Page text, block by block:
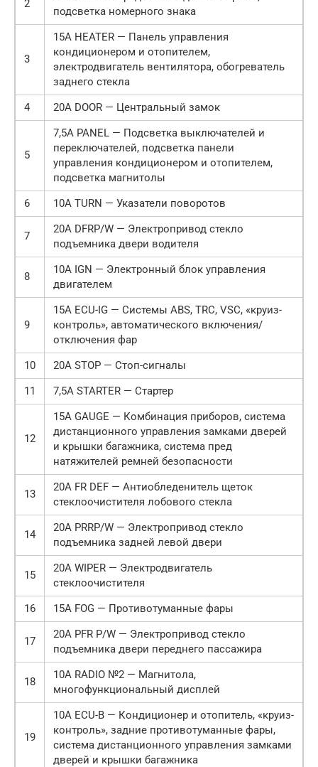
2
подсветка номерного знака
3
15A HEATER — Панель управления
кондиционером и отопителем,
электродвигатель вентилятора, обогреватель
заднего стекла
4
20A DOOR — Центральный замок
5
7,5A PANEL — Подсветка выключателей и
переключателей, подсветка панели
управления кондиционером и отопителем,
подсветка магнитолы
6
10A TURN — Указатели поворотов
7
20A DFRP/W — Электропривод стекло
подъемника двери водителя
8
10A IGN — Электронный блок управления
двигателем
9
15A ECU-IG — Системы ABS, TRC, VSC, «круиз-
контроль», автоматического включения/
отключения фар
10
20A STOP — Стоп-сигналы
11
7,5A STARTER — Стартер
12
15A GAUGE — Комбинация приборов, система
дистанци­онного управления замками дверей
и крышки багажника, система пред
натяжителей ремней безопасности
13
20A FR DEF — Антиобледенитель щеток
стеклоочистителя лобового стекла
14
20A PRRP/W — Электропривод стекло
подъемника задней левой двери
15
20A WIPER — Электродвигатель
стеклоочистителя
16
15A FOG — Противотуманные фары
17
20A PFR P/W — Электропривод стекло
подъемника двери переднего пассажира
18
10A RADIO №2 — Магнитола,
многофункциональный дисплей
19
10A ECU-B — Кондиционер и отопитель, «круиз-
контроль», задние противотуманные фары,
система дистанционного управления замками
дверей и крышки багажника